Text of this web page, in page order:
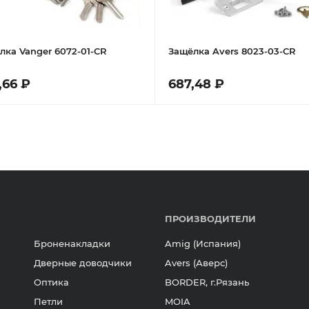
Vanger 6072-01-CR
₽
Защёлка Avers 8023-03-CR
687,48 ₽
Броненакладки
Дверные доводчики
Оптика
Петли
ПРОИЗВОДИТЕЛИ
Amig (Испания)
Avers (Аверс)
BORDER, г.Рязань
MOIA